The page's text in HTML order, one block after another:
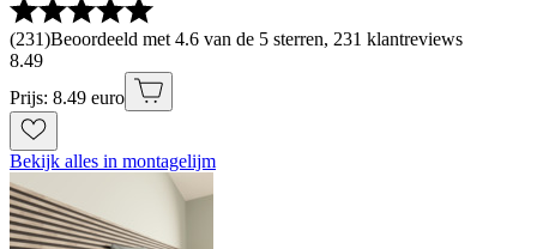
(231)Beoordeeld met 4.6 van de 5 sterren, 231 klantreviews
8.49
Prijs: 8.49 euro
Bekijk alles in montagelijm